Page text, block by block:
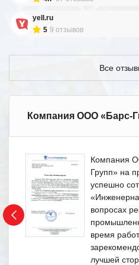
yell.ru
5 9 отзывов
Все
Компания ООО «Барс-
Компания
Групп» на
успешно
вопросах
время
лучшей